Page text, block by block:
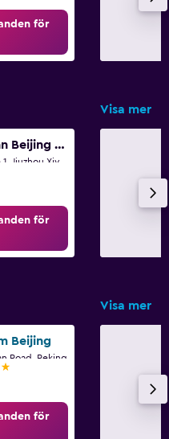
för
Visa mer
Greentree Inn Beijing Changyang Town Jiazhou Shuijun Express Hotel
för
Visa mer
Beijing
Road, Peking
för